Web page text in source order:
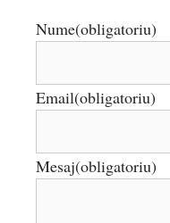
Nume(obligatoriu)
Email(obligatoriu)
Mesaj(obligatoriu)